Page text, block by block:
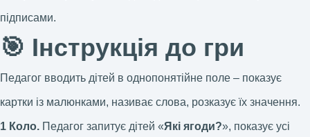
підписами.
🎯 Інструкція до гри
Педагог вводить дітей в однопонятійне поле – показує
картки із малюнками, називає слова, розказує їх значення.
1 Коло. Педагог запитує дітей «Які ягоди?», показує усі